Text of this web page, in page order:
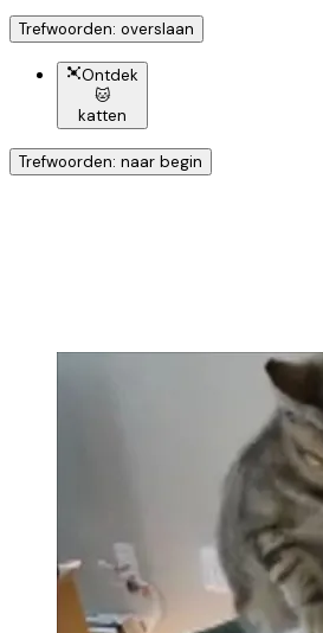
Trefwoorden: overslaan
Ontdek
🐱
katten
Trefwoorden: naar begin